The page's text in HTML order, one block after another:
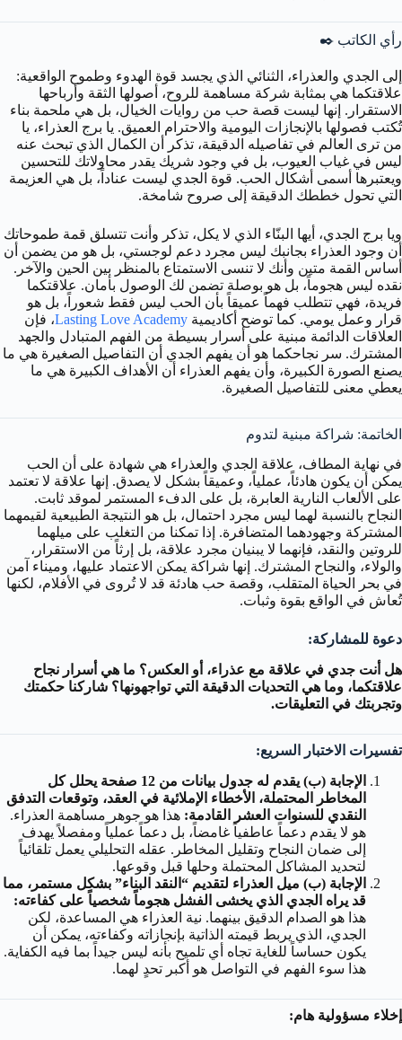
رأي الكاتب ✒️
إلى الجدي والعذراء، الثنائي الذي يجسد قوة الهدوء وطموح الواقعية:
علاقتكما هي بمثابة شركة مساهمة للروح، أصولها الثقة وأرباحها
الاستقرار. إنها ليست قصة حب من روايات الخيال، بل هي ملحمة بناء
تُكتب فصولها بالإنجازات اليومية والاحترام العميق. يا برج العذراء، يا
من ترى العالم في تفاصيله الدقيقة، تذكر أن الكمال الذي تبحث عنه
ليس في غياب العيوب، بل في وجود شريك يقدر محاولاتك للتحسين
ويعتبرها أسمى أشكال الحب. قوة الجدي ليست عناداً، بل هي العزيمة
التي تحول خططك الدقيقة إلى صروح شامخة.
ويا برج الجدي، أيها البنّاء الذي لا يكل، تذكر وأنت تتسلق قمة طموحاتك
أن وجود العذراء بجانبك ليس مجرد دعم لوجستي، بل هو من يضمن أن
أساس القمة متين وأنك لا تنسى الاستمتاع بالمنظر بين الحين والآخر.
نقده ليس هجوماً، بل هو بوصلة تضمن لك الوصول بأمان. علاقتكما
فريدة، فهي تتطلب فهماً عميقاً بأن الحب ليس فقط شعوراً، بل هو
قرار وعمل يومي. كما توضح أكاديمية Lasting Love Academy، فإن
العلاقات الدائمة مبنية على أسرار بسيطة من الفهم المتبادل والجهد
المشترك. سر نجاحكما هو أن يفهم الجدي أن التفاصيل الصغيرة هي ما
يصنع الصورة الكبيرة، وأن يفهم العذراء أن الأهداف الكبيرة هي ما
يعطي معنى للتفاصيل الصغيرة.
الخاتمة: شراكة مبنية لتدوم
في نهاية المطاف، علاقة الجدي والعذراء هي شهادة على أن الحب
يمكن أن يكون هادئاً، عملياً، وعميقاً بشكل لا يصدق. إنها علاقة لا تعتمد
على الألعاب النارية العابرة، بل على الدفء المستمر لموقد ثابت.
النجاح بالنسبة لهما ليس مجرد احتمال، بل هو النتيجة الطبيعية لقيمهما
المشتركة وجهودهما المتضافرة. إذا تمكنا من التغلب على ميلهما
للروتين والنقد، فإنهما لا يبنيان مجرد علاقة، بل إرثاً من الاستقرار،
والولاء، والنجاح المشترك. إنها شراكة يمكن الاعتماد عليها، وميناء آمن
في بحر الحياة المتقلب، وقصة حب هادئة قد لا تُروى في الأفلام، لكنها
تُعاش في الواقع بقوة وثبات.
دعوة للمشاركة:
هل أنت جدي في علاقة مع عذراء، أو العكس؟ ما هي أسرار نجاح
علاقتكما، وما هي التحديات الدقيقة التي تواجهونها؟ شاركنا حكمتك
وتجربتك في التعليقات.
تفسيرات الاختبار السريع:
الإجابة (ب) يقدم له جدول بيانات من 12 صفحة يحلل كل
المخاطر المحتملة، الأخطاء الإملائية في العقد، وتوقعات التدفق
النقدي للسنوات العشر القادمة: هذا هو جوهر مساهمة العذراء.
هو لا يقدم دعماً عاطفياً غامضاً، بل دعماً عملياً ومفصلاً يهدف
إلى ضمان النجاح وتقليل المخاطر. عقله التحليلي يعمل تلقائياً
لتحديد المشاكل المحتملة وحلها قبل وقوعها.
الإجابة (ب) ميل العذراء لتقديم “النقد البناء” بشكل مستمر، مما
قد يراه الجدي الذي يخشى الفشل هجوماً شخصياً على كفاءته:
هذا هو الصدام الدقيق بينهما. نية العذراء هي المساعدة، لكن
الجدي، الذي يربط قيمته الذاتية بإنجازاته وكفاءته، يمكن أن
يكون حساساً للغاية تجاه أي تلميح بأنه ليس جيداً بما فيه الكفاية.
هذا سوء الفهم في التواصل هو أكبر تحدٍ لهما.
إخلاء مسؤولية هام: